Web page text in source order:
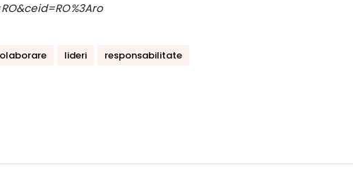
lideri responsabilitate